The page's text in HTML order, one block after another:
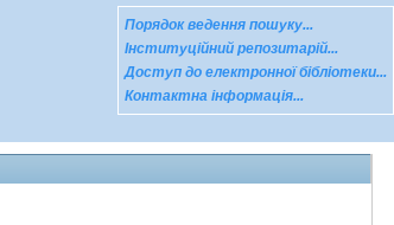
Порядок ведення пошуку...
Інституційний репозитарій...
Доступ до електронної бібліотеки...
Контактна інформація...